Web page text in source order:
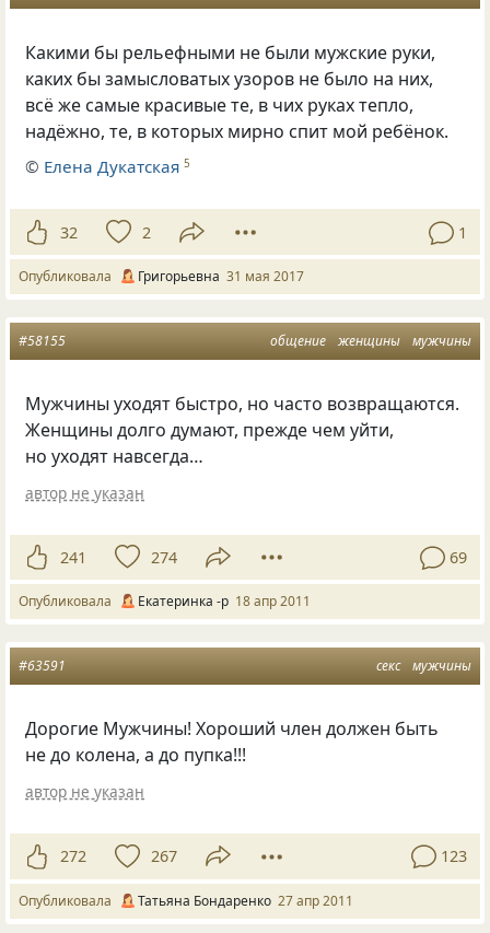
Какими бы рельефными не были мужские руки,
каких бы замысловатых узоров не было на них,
всё же самые красивые те, в чих руках тепло,
надёжно, те, в которых мирно спит мой ребёнок.
© Елена Дукатская 5
32 2 1
Опубликовала Григорьевна 31 мая 2017
общение женщины мужчины
#58155
Мужчины уходят быстро, но часто возвращаются.
Женщины долго думают, прежде чем уйти,
но уходят навсегда…
автор не указан
241 274 69
Опубликовала Екатеринка -р 18 апр 2011
секс мужчины
#63591
Дорогие Мужчины! Хороший член должен быть
не до колена, а до пупка!!!
автор не указан
272 267 123
Опубликовала Татьяна Бондаренко 27 апр 2011